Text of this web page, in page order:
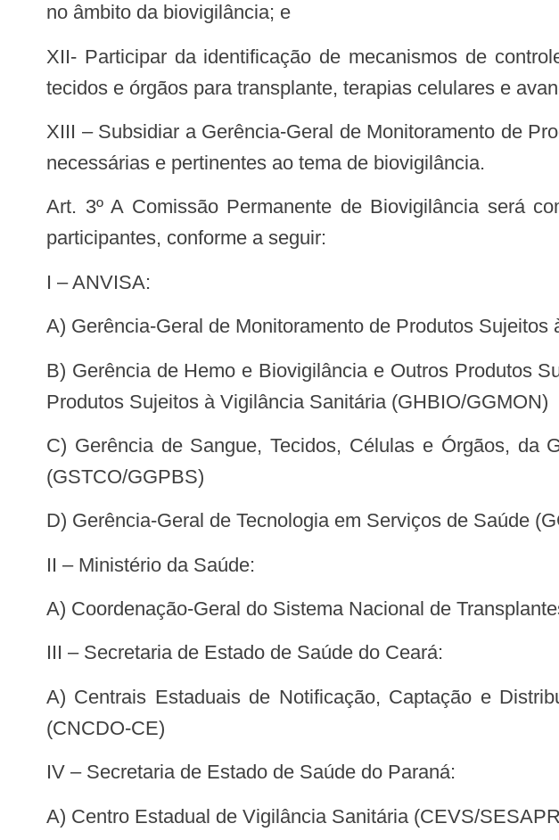
no âmbito da biovigilância; e
XII- Participar da identificação de mecanismos de controle e avaliação de riscos relacionados ao uso terapêutico de células,
tecidos e órgãos para transplante, terapias celulares e
XIII – Subsidiar a Gerência-Geral de Monitoramento de Produtos Sujeitos à Vigilância Sanitária em outras ações que se fizerem
necessárias e pertinentes ao tema de biovigilância.
Art. 3º A Comissão Permanente de Biovigilância será composta por um representante titular e um suplente das instituições
participantes, conforme a seguir:
I – ANVISA:
a) Gerência-Geral de Monitoramento de Produtos
b) Gerência de Hemo e Biovigilância e Outros Produtos Sujeitos à Vigilância Sanitária da Gerência-Geral de Monitoramento de
Produtos Sujeitos à Vigilância Sanitária (GHBIO/GGMON)
c) Gerência de Sangue, Tecidos, Células e Órgãos, da Gerência-Geral de Medicamentos e Produtos Biológicos da ANVISA
(GSTCO/GGPBS)
d) Gerência-Geral de Tecnologia em Serviços de Saúde
II – Ministério da Saúde:
a) Coordenação-Geral do Sistema Nacional de
III – Secretaria de Estado de Saúde do Ceará:
a) Centrais Estaduais de Notificação, Captação e Distribuição de Órgãos e Tecidos para Transplantes do Estado do Ceará
(CNCDO-CE)
IV – Secretaria de Estado de Saúde do Paraná:
a) Centro Estadual de Vigilância Sanitária (CEVS/